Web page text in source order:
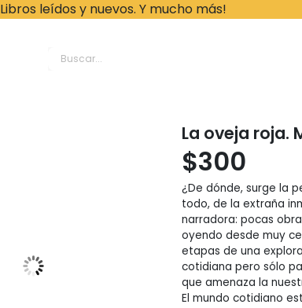
Libros leídos y nuevos. Y mucho más!
La oveja roja.
$300
¿De dónde, surge la
todo, de la extraña
narradora: pocas
oyendo desde muy
etapas de una
cotidiana pero sólo
que amenaza la
El mundo cotidiano